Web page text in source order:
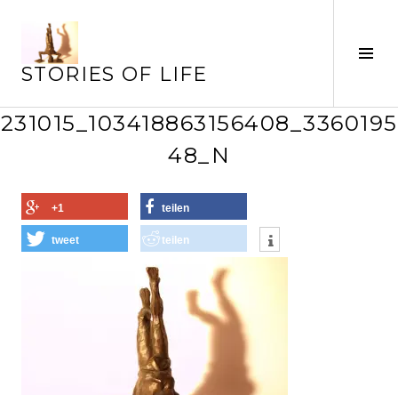
Inhalt
STORIES OF LIFE
231015_103418863156408_3360195
48_N
+1 teilen
tweet teilen